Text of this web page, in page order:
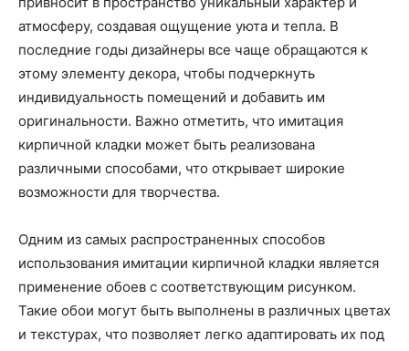
атмосферу, создавая ощущение уюта и тепла. В
последние годы дизайнеры все чаще обращаются к
этому элементу декора, чтобы подчеркнуть
индивидуальность помещений и добавить им
оригинальности. Важно отметить, что имитация
кирпичной кладки может быть реализована
различными способами, что открывает широкие
возможности для творчества.
Одним из самых распространенных способов
использования имитации кирпичной кладки является
применение обоев с соответствующим рисунком.
Такие обои могут быть выполнены в различных цветах
и текстурах, что позволяет легко адаптировать их под